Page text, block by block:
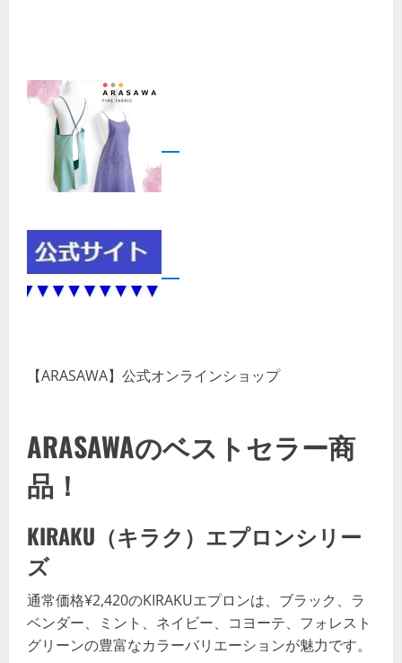
【ARASAWA】公式オンラインショップ
ARASAWAのベストセラー商
品！
KIRAKU（キラク）エプロンシリー
ズ
通常価格¥2,420のKIRAKUエプロンは、ブラック、ラ
ベンダー、ミント、ネイビー、コヨーテ、フォレスト
グリーンの豊富なカラーバリエーションが魅力です。